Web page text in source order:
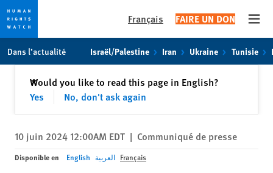
toto
content
Français FAIRE UN DON
Dans l’actualité Israël/Palestine Iran Ukraine Tunisie
Would you like to read this page in English?
Yes
No, don't ask again
✕Fermer
10 juin 2024 12:00AM EDT | Communiqué de presse
Disponible en English العربية Français